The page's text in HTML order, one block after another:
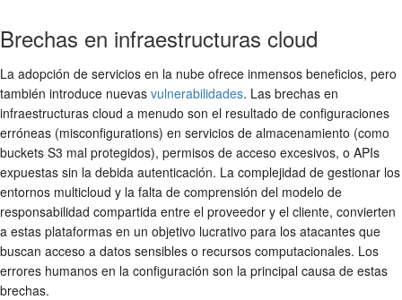
Brechas en infraestructuras cloud
La adopción de servicios en la nube ofrece inmensos beneficios, pero
también introduce nuevas vulnerabilidades. Las brechas en
infraestructuras cloud a menudo son el resultado de configuraciones
erróneas (misconfigurations) en servicios de almacenamiento (como
buckets S3 mal protegidos), permisos de acceso excesivos, o APIs
expuestas sin la debida autenticación. La complejidad de gestionar los
entornos multicloud y la falta de comprensión del modelo de
responsabilidad compartida entre el proveedor y el cliente, convierten
a estas plataformas en un objetivo lucrativo para los atacantes que
buscan acceso a datos sensibles o recursos computacionales. Los
errores humanos en la configuración son la principal causa de estas
brechas.